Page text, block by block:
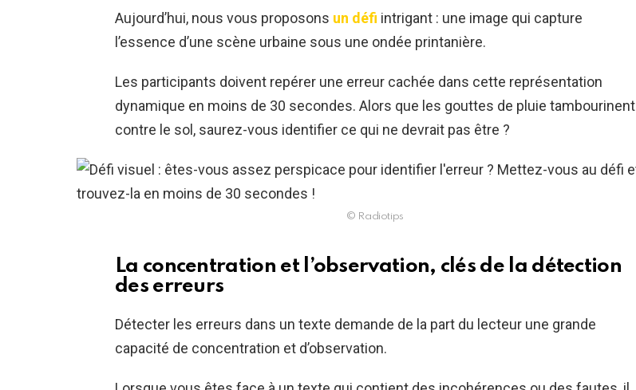
Aujourd’hui, nous vous proposons un défi intrigant : une image qui capture
l’essence d’une scène urbaine sous une ondée printanière.
Les participants doivent repérer une erreur cachée dans cette représentation
dynamique en moins de 30 secondes. Alors que les gouttes de pluie tambourinent
contre le sol, saurez-vous identifier ce qui ne devrait pas être ?
© Radiotips
La concentration et l’observation, clés de la détection
des erreurs
Détecter les erreurs dans un texte demande de la part du lecteur une grande
capacité de concentration et d’observation.